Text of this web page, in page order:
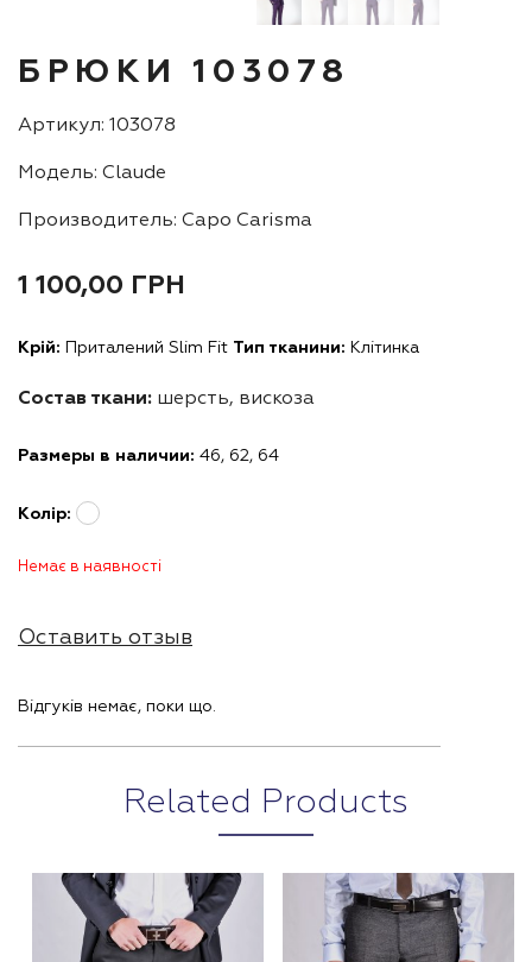
БРЮКИ 103078
Артикул: 103078
Модель: Claude
Производитель: Capo Carisma
1 100,00 ГРН
Крій: Приталений Slim Fit Тип тканини: Клітинка
Состав ткани: шерсть, вискоза
Размеры в наличии: 46, 62, 64
Колір:
Немає в наявності
Оставить отзыв
Відгуків немає, поки що.
Related Products